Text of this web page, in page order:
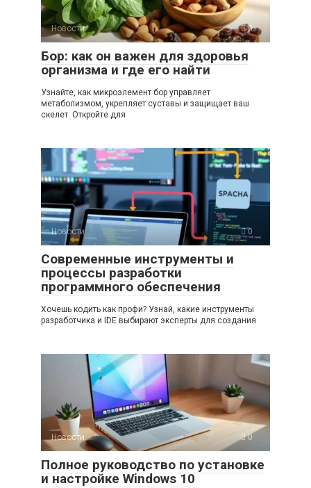
Новости 0
Бор: как он важен для здоровья
организма и где его найти
Узнайте, как микроэлемент бор управляет
метаболизмом, укрепляет суставы и защищает ваш
скелет. Откройте для
Новости 0
Современные инструменты и
процессы разработки
программного обеспечения
Хочешь кодить как профи? Узнай, какие инструменты
разработчика и IDE выбирают эксперты для создания
Новости 0
Полное руководство по установке
и настройке Windows 10